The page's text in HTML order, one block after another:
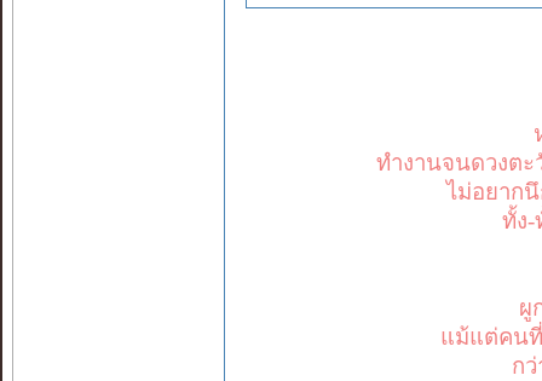
ทำงานจนดวงตะ
ไม่อยาก
ทั้ง-
ผู
แม้แต่คนที่
ก